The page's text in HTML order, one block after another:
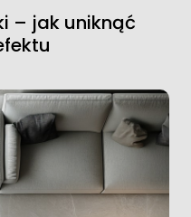
– jak uniknąć